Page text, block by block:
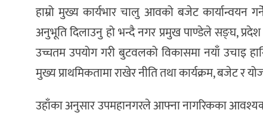
हाम्रो मुख्य कार्यभार चालु आवको बजेट कार्यान्वयन
अनुभूति दिलाउनु हो भन्दै नगर प्रमुख पाण्डेले सङ्घ,
उच्चतम उपयोग गरी बुटवलको विकासमा नयाँ उचाइ
मुख्य प्राथमिकतामा राखेर नीति तथा कार्यक्रम, बजेट र
उहाँका अनुसार उपमहानगरले आफ्ना नागरिकका